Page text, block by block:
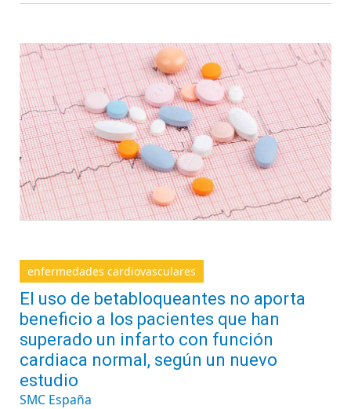
enfermedades cardiovasculares
El uso de betabloqueantes no aporta
beneficio a los pacientes que han
superado un infarto con función
cardiaca normal, según un nuevo
estudio
SMC España